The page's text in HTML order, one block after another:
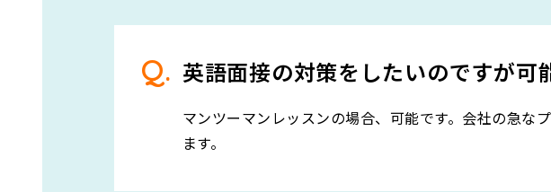
英語面接の対策をしたいのですが可
マンツーマンレッスンの場合、可能です。会社の急な
ます。